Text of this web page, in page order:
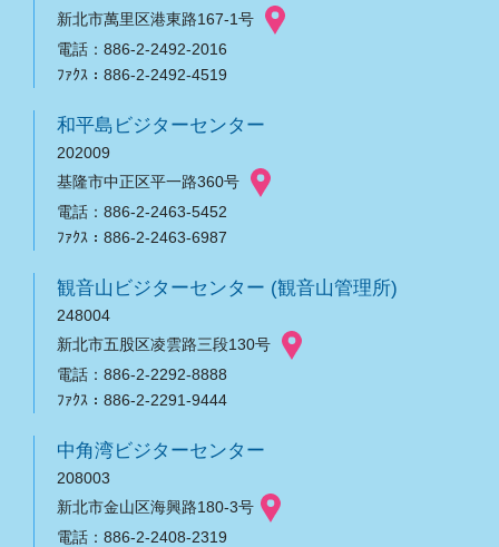
新北市萬里区港東路167-1号
電話：886-2-2492-2016
ﾌｧｸｽ：886-2-2492-4519
和平島ビジターセンター
202009
基隆市中正区平一路360号
電話：886-2-2463-5452
ﾌｧｸｽ：886-2-2463-6987
観音山ビジターセンター (観音山管理所)
248004
新北市五股区凌雲路三段130号
電話：886-2-2292-8888
ﾌｧｸｽ：886-2-2291-9444
中角湾ビジターセンター
208003
新北市金山区海興路180-3号
電話：886-2-2408-2319